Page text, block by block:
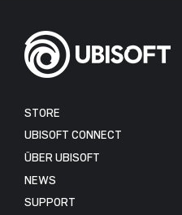
STORE
UBISOFT CONNECT
ÜBER UBISOFT
NEWS
SUPPORT